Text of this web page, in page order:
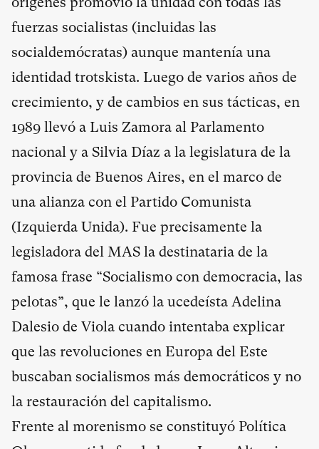
fuerzas socialistas (incluidas las
socialdemócratas) aunque mantenía una
identidad trotskista. Luego de varios años de
crecimiento, y de cambios en sus tácticas, en
1989 llevó a Luis Zamora al Parlamento
nacional y a Silvia Díaz a la legislatura de la
provincia de Buenos Aires, en el marco de
una alianza con el Partido Comunista
(Izquierda Unida). Fue precisamente la
legisladora del MAS la destinataria de la
famosa frase “Socialismo con democracia, las
pelotas”, que le lanzó la ucedeísta Adelina
Dalesio de Viola cuando intentaba explicar
que las revoluciones en Europa del Este
buscaban socialismos más democráticos y no
la restauración del capitalismo.
Frente al morenismo se constituyó Política